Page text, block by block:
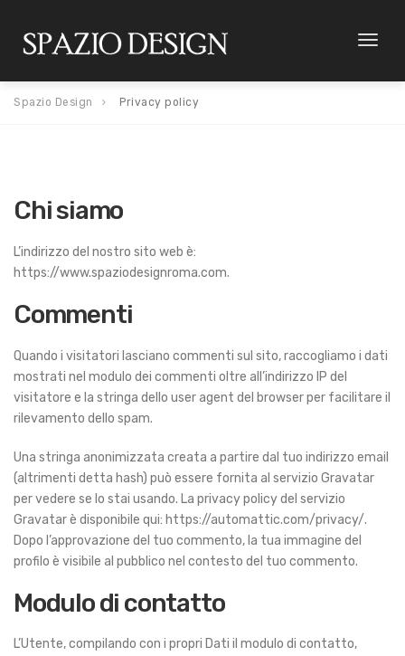
Toggle
Spazio Design Privacy policy
Chi siamo
L’indirizzo del nostro sito web è:
https://www.spaziodesignroma.com.
Commenti
Quando i visitatori lasciano commenti sul sito, raccogliamo i dati
mostrati nel modulo dei commenti oltre all’indirizzo IP del
visitatore e la stringa dello user agent del browser per facilitare il
rilevamento dello spam.
Una stringa anonimizzata creata a partire dal tuo indirizzo email
(altrimenti detta hash) può essere fornita al servizio Gravatar
per vedere se lo stai usando. La privacy policy del servizio
Gravatar è disponibile qui: https://automattic.com/privacy/.
Dopo l’approvazione del tuo commento, la tua immagine del
profilo è visibile al pubblico nel contesto del tuo commento.
Modulo di contatto
L’Utente, compilando con i propri Dati il modulo di contatto,